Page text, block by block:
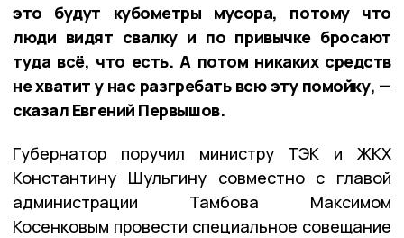
это будут кубометры мусора, потому что
люди видят свалку и по привычке бросают
туда всё, что есть. А потом никаких средств
не хватит у нас разгребать всю эту помойку, —
сказал Евгений Первышов.
Губернатор поручил министру ТЭК и ЖКХ
Константину Шульгину совместно с главой
администрации Тамбова Максимом
Косенковым провести специальное совещание